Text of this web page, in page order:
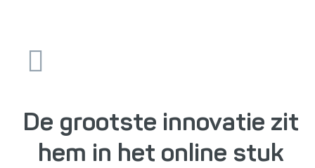
De grootste innovatie zit
hem in het online stuk